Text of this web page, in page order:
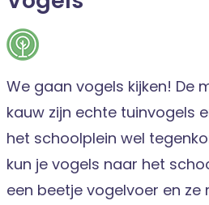
We gaan vogels kijken! De
kauw zijn echte tuinvogels
het schoolplein wel
kun je vogels naar het
een beetje vogelvoer en ze